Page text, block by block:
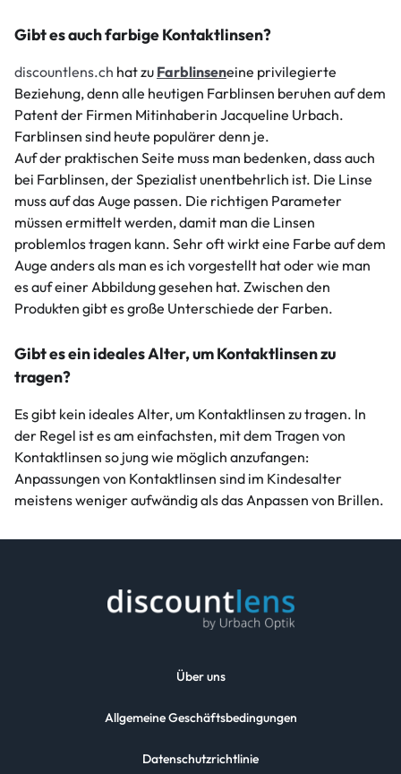
Gibt es auch farbige Kontaktlinsen?
discountlens.ch hat zu Farblinseneine privilegierte
Beziehung, denn alle heutigen Farblinsen beruhen auf dem
Patent der Firmen Mitinhaberin Jacqueline Urbach.
Farblinsen sind heute populärer denn je.
Auf der praktischen Seite muss man bedenken, dass auch
bei Farblinsen, der Spezialist unentbehrlich ist. Die Linse
muss auf das Auge passen. Die richtigen Parameter
müssen ermittelt werden, damit man die Linsen
problemlos tragen kann. Sehr oft wirkt eine Farbe auf dem
Auge anders als man es ich vorgestellt hat oder wie man
es auf einer Abbildung gesehen hat. Zwischen den
Produkten gibt es große Unterschiede der Farben.
Gibt es ein ideales Alter, um Kontaktlinsen zu
tragen?
Es gibt kein ideales Alter, um Kontaktlinsen zu tragen. In
der Regel ist es am einfachsten, mit dem Tragen von
Kontaktlinsen so jung wie möglich anzufangen:
Anpassungen von Kontaktlinsen sind im Kindesalter
meistens weniger aufwändig als das Anpassen von Brillen.
Über uns
Allgemeine Geschäftsbedingungen
Datenschutzrichtlinie